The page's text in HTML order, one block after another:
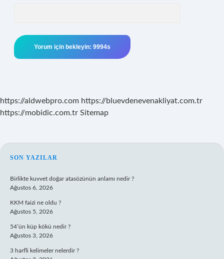
https://aldwebpro.com https://bluevdenevenakliyat.com.tr
https://mobidic.com.tr Sitemap
SIDEBAR
SON YAZILAR
Birlikte kuvvet doğar atasözünün anlamı nedir ?
Ağustos 6, 2026
KKM faizi ne oldu ?
Ağustos 5, 2026
54’ün küp kökü nedir ?
Ağustos 3, 2026
3 harfli kelimeler nelerdir ?